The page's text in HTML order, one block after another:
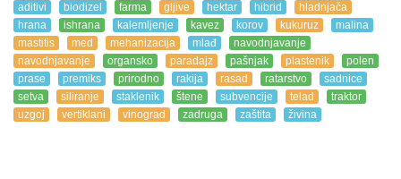
aditivi biodizel farma gljive hektar hibrid
hladnjača
hrana
ishrana kalemljenje kavez korov kukuruz
malina
mastitis
med mehanizacija mlađ
navodnjavanje
navodnjavanje
organsko paradajz pašnjak plastenik
polen
prase
premiks prirodno rakija rasad ratarstvo
sadnice
setva
siliranje staklenik štene subvencije telad
traktor
uzgoj
vertiklani vinograd zadruga zaštita živina